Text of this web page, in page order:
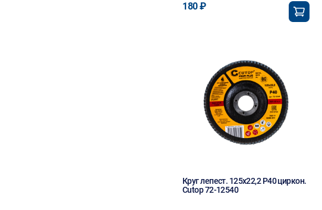
180 ₽
Круг лепест. 125х22,2 Р40 циркон.
Cutop 72-12540